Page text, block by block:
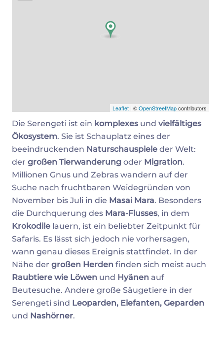
Leaflet | ©OpenStreetMapcontributors
Die Serengeti ist ein komplexes und vielfältiges
Ökosystem. Sie ist Schauplatz eines der
beeindruckenden Naturschauspiele der Welt:
der großen Tierwanderung oder Migration.
Millionen Gnus und Zebras wandern auf der
Suche nach fruchtbaren Weidegründen von
November bis Juli in die Masai Mara. Besonders
die Durchquerung des Mara-Flusses, in dem
Krokodile lauern, ist ein beliebter Zeitpunkt für
Safaris. Es lässt sich jedoch nie vorhersagen,
wann genau dieses Ereignis stattfindet. In der
Nähe der großen Herden finden sich meist auch
Raubtiere wie Löwen und Hyänen auf
Beutesuche. Andere große Säugetiere in der
Serengeti sind Leoparden, Elefanten, Geparden
und Nashörner.